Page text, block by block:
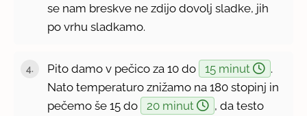
se nam breskve ne zdijo dovolj sladke, jih
po vrhu sladkamo.
Pito damo v pečico za 10 do 15 minut
.
Nato temperaturo znižamo na 180 stopinj in
pečemo še 15 do
20 minut
, da testo